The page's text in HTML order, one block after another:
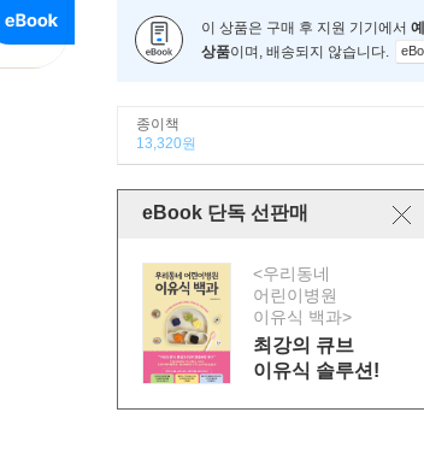
이 상품은 구매 후 지원 기기에서
상품이며, 배송되지 않습니다.
종이책
13,320원
eBook 단독 선판매
<우리동네
어린이병원
이유식 백과>
최강의 큐브
이유식 솔루션!